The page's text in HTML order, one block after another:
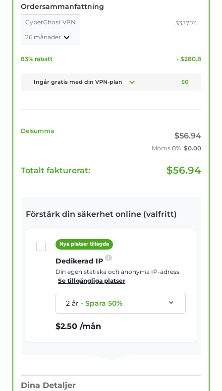
Ordersammanfattning
CyberGhost VPN
26 månader
$337.74
83% rabatt - $280.8
Ingår gratis med din VPN-plan $0
Delsumma
$56.94
Moms 0% $0.00
Totalt fakturerat: $56.94
Förstärk din säkerhet online (valfritt)
Nya platser tillagda
Dedikerad IP
Din egen statiska och anonyma IP-adress
Se tillgängliga platser
2 år-Spara50%
$2.50 /mån
Dina Detaljer